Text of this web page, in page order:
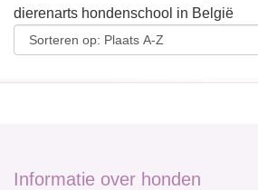
dierenarts hondenschool in België
Informatie over honden